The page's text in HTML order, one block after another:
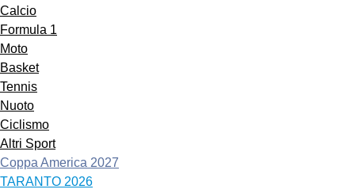
Calcio
Formula 1
Moto
Basket
Tennis
Nuoto
Ciclismo
Altri Sport
Coppa America 2027
TARANTO 2026